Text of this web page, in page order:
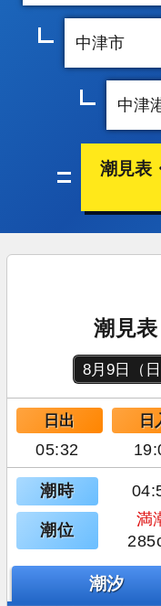
潮見表
潮見
日出 日
05:32
潮時
潮位
満
潮汐